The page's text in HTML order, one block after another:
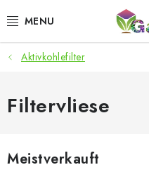
Inhalt
ANGEBOTE
LED PFLANZENLAMPEN
Aktivkohlefilter
Filtervliese
Meistverkauft